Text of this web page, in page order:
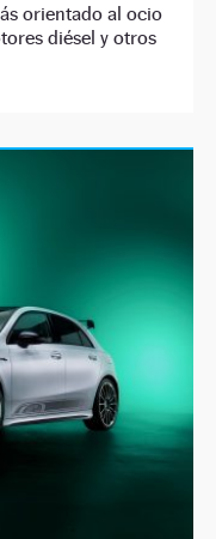
orientado al ocio
diésel y otros